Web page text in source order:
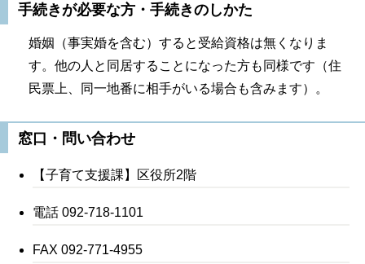
手続きが必要な方・手続きのしかた
婚姻（事実婚を含む）すると受給資格は無くなりま
す。他の人と同居することになった方も同様です（住
民票上、同一地番に相手がいる場合も含みます）。
窓口・問い合わせ
【子育て支援課】区役所2階
電話 092-718-1101
FAX 092-771-4955